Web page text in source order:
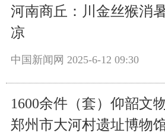
河南商丘：川金丝猴消
凉
中国新闻网 2025-6-12 09:30
1600余件（套）仰韶文
郑州市大河村遗址博物